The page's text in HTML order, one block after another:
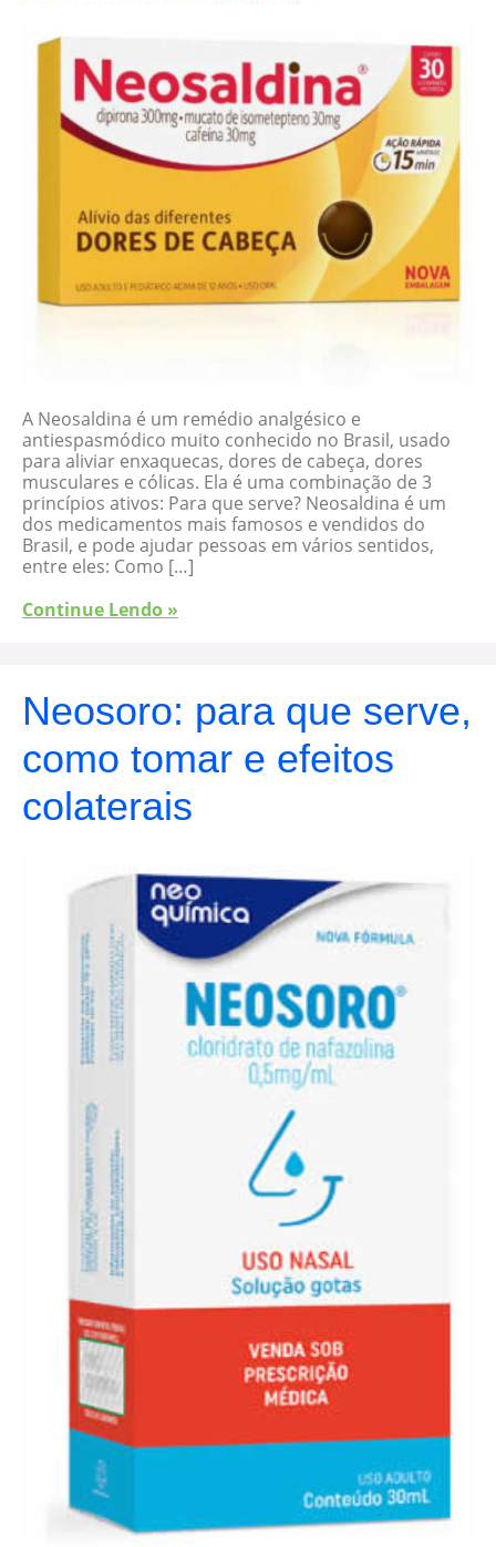
A Neosaldina é um remédio analgésico e
antiespasmódico muito conhecido no Brasil, usado
para aliviar enxaquecas, dores de cabeça, dores
musculares e cólicas. Ela é uma combinação de 3
princípios ativos: Para que serve? Neosaldina é um
dos medicamentos mais famosos e vendidos do
Brasil, e pode ajudar pessoas em vários sentidos,
entre eles: Como […]
Continue Lendo »
Neosoro: para que serve,
como tomar e efeitos
colaterais